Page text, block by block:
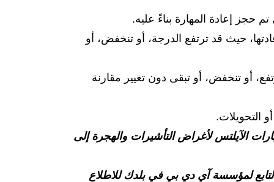
حجز إعادة المهارة بناءً عليه.
حيث قد ترتفع الدرجة، أو تنخفض، أو
أو تنخفض، أو تبقى دون تغيير مقارنة
التحويلات.
الآيلتس لأغراض التأشيرات والهجرة إلى
لمؤسسة آي دي بي في بلدك للاطلاع